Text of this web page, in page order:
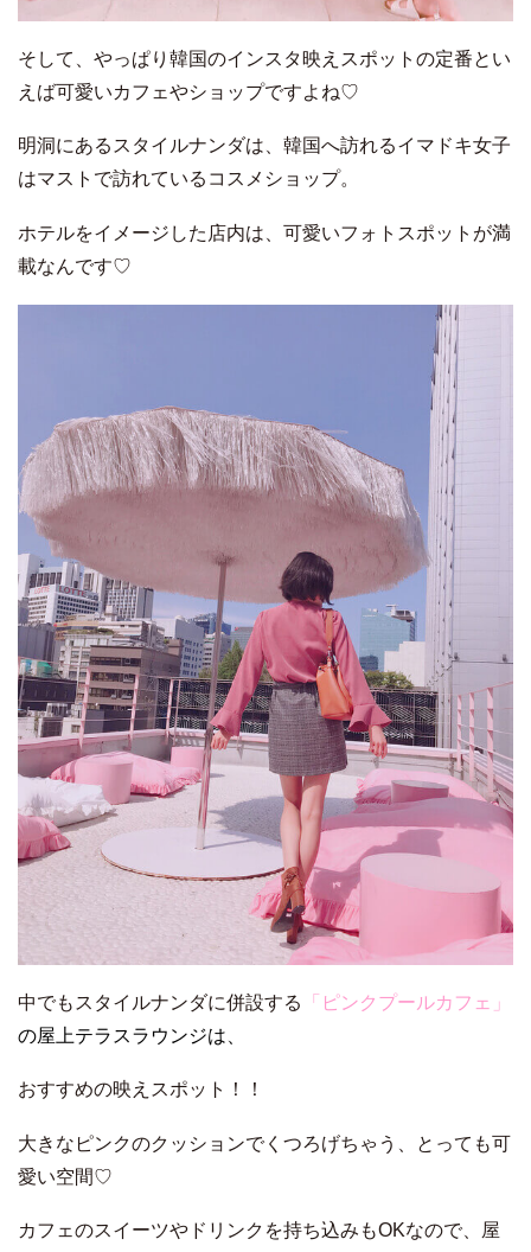
そして、やっぱり韓国のインスタ映えスポットの定番とい
えば可愛いカフェやショップですよね♡
明洞にあるスタイルナンダは、韓国へ訪れるイマドキ女子
はマストで訪れているコスメショップ。
ホテルをイメージした店内は、可愛いフォトスポットが満
載なんです♡
中でもスタイルナンダに併設する
「ピンクプールカフェ」
の屋上テラスラウンジは、
おすすめの映えスポット！！
大きなピンクのクッションでくつろげちゃう、とっても可
愛い空間♡
カフェのスイーツやドリンクを持ち込みもOKなので、屋